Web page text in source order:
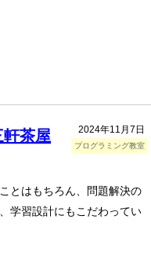
2024年11月7日
プログラミング教室
茶屋
とはもちろん、問題解決の
学習設計にもこだわってい